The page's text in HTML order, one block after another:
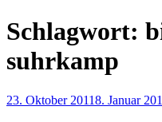
Schlagwort:
suhrkamp
Veröffentlicht
23. Oktober 20118. Januar